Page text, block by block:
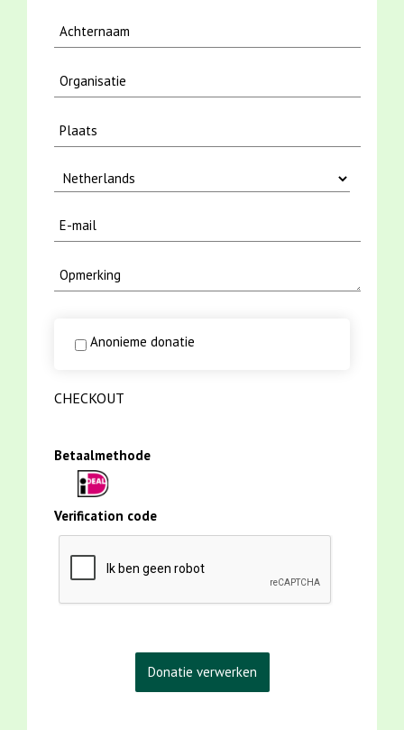
Anonieme donatie
CHECKOUT
Betaalmethode
Verification code